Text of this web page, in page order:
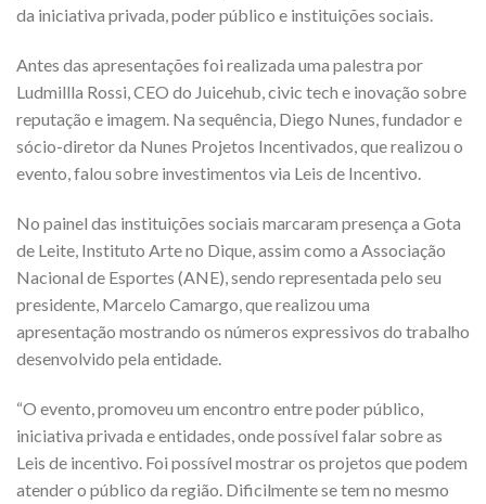
da iniciativa privada, poder público e instituições sociais.
Antes das apresentações foi realizada uma palestra por
Ludmillla Rossi, CEO do Juicehub, civic tech e inovação sobre
reputação e imagem. Na sequência, Diego Nunes, fundador e
sócio-diretor da Nunes Projetos Incentivados, que realizou o
evento, falou sobre investimentos via Leis de Incentivo.
No painel das instituições sociais marcaram presença a Gota
de Leite, Instituto Arte no Dique, assim como a Associação
Nacional de Esportes (ANE), sendo representada pelo seu
presidente, Marcelo Camargo, que realizou uma
apresentação mostrando os números expressivos do trabalho
desenvolvido pela entidade.
“O evento, promoveu um encontro entre poder público,
iniciativa privada e entidades, onde possível falar sobre as
Leis de incentivo. Foi possível mostrar os projetos que podem
atender o público da região. Dificilmente se tem no mesmo